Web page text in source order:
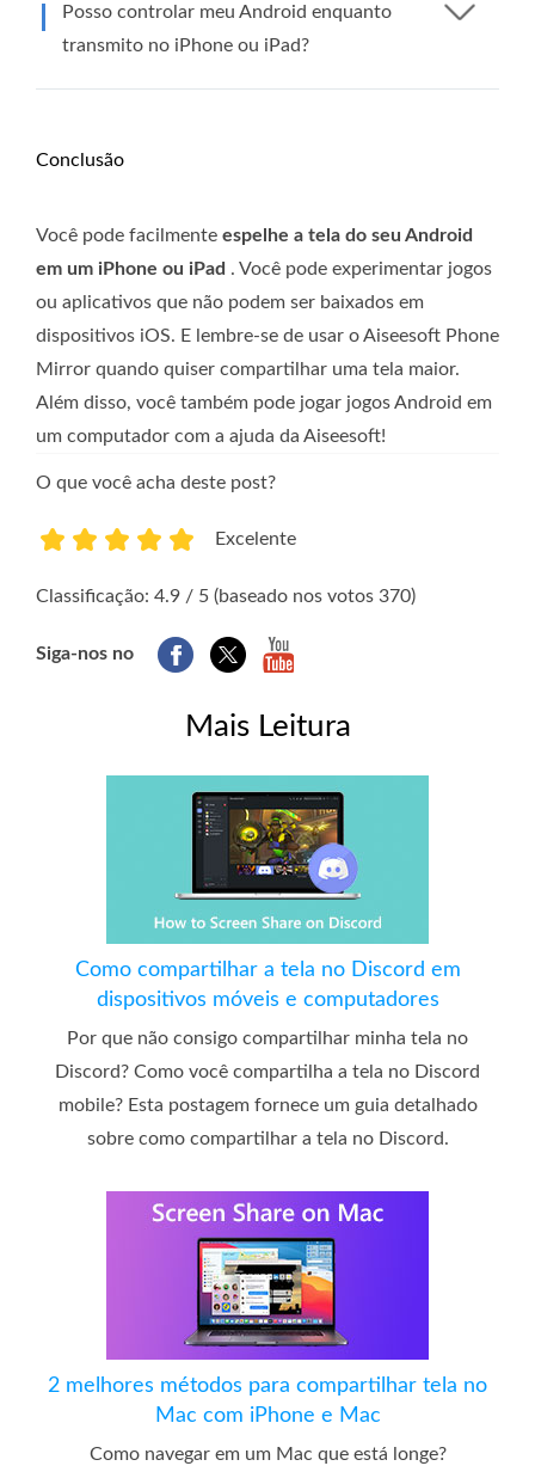
Posso controlar meu Android enquanto
transmito no iPhone ou iPad?
Conclusão
Você pode facilmente espelhe a tela do seu Android
em um iPhone ou iPad . Você pode experimentar jogos
ou aplicativos que não podem ser baixados em
dispositivos iOS. E lembre-se de usar o Aiseesoft Phone
Mirror quando quiser compartilhar uma tela maior.
Além disso, você também pode jogar jogos Android em
um computador com a ajuda da Aiseesoft!
O que você acha deste post?
Excelente
Classificação: 4.9 / 5 (baseado nos votos 370)
Siga-nos no
Mais Leitura
Como compartilhar a tela no Discord em
dispositivos móveis e computadores
Por que não consigo compartilhar minha tela no
Discord? Como você compartilha a tela no Discord
mobile? Esta postagem fornece um guia detalhado
sobre como compartilhar a tela no Discord.
2 melhores métodos para compartilhar tela no
Mac com iPhone e Mac
Como navegar em um Mac que está longe?